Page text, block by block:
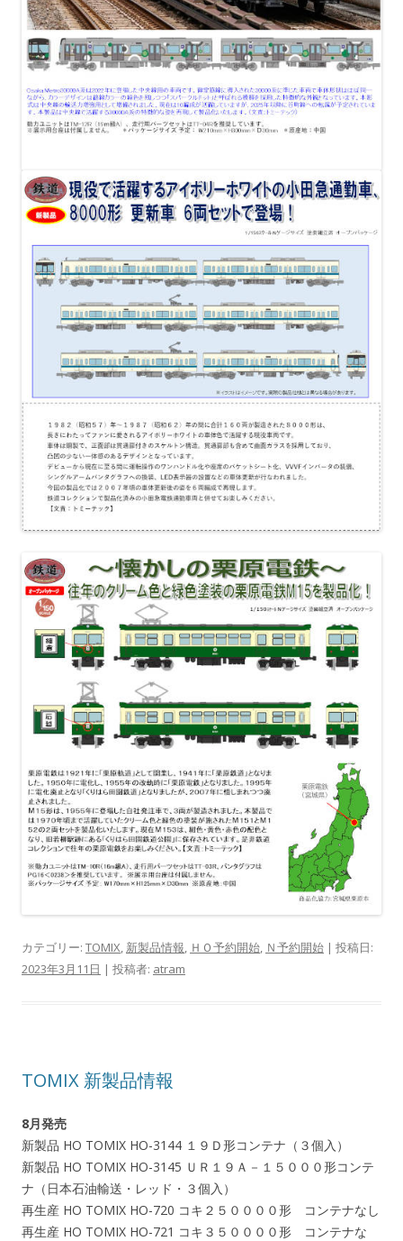
カテゴリー: TOMIX, 新製品情報, ＨＯ予約開始, Ｎ予約開始 | 投稿日:
2023年3月11日 | 投稿者: atram
TOMIX 新製品情報
8月発売
新製品 HO TOMIX HO-3144 １９Ｄ形コンテナ（３個入）
新製品 HO TOMIX HO-3145 ＵＲ１９Ａ－１５０００形コンテ
ナ（日本石油輸送・レッド・３個入）
再生産 HO TOMIX HO-720 コキ２５００００形 コンテナなし
再生産 HO TOMIX HO-721 コキ３５００００形 コンテナな